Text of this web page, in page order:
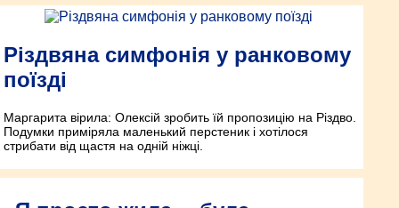
Різдвяна симфонія у ранковому
поїзді
Маргарита вірила: Олексій зробить їй пропозицію на Різдво.
Подумки приміряла маленький перстеник і хотілося
стрибати від щастя на одній ніжці.